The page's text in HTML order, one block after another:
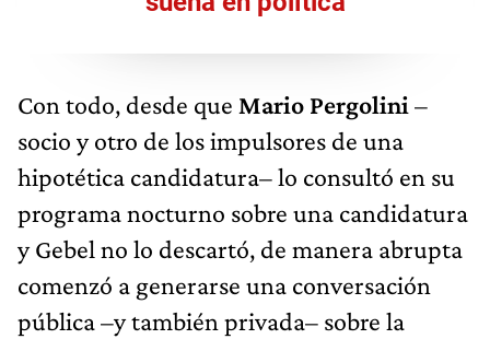
Con todo, desde que Mario Pergolini –
socio y otro de los impulsores de una
hipotética candidatura– lo consultó en su
programa nocturno sobre una candidatura
y Gebel no lo descartó, de manera abrupta
comenzó a generarse una conversación
pública –y también privada– sobre la